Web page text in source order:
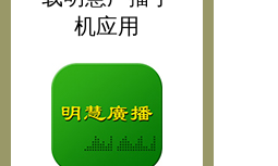
机应用